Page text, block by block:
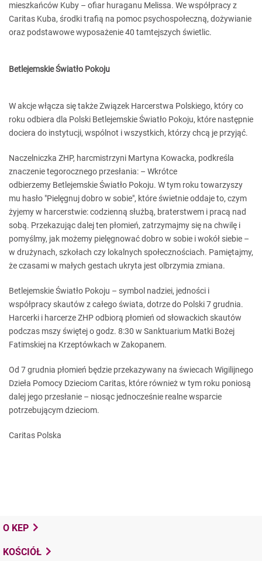
mieszkańców Kuby – ofiar huraganu Melissa. We współpracy z
Caritas Kuba, środki trafią na pomoc psychospołeczną, dożywianie
oraz podstawowe wyposażenie 40 tamtejszych świetlic.
Betlejemskie Światło Pokoju
W akcje włącza się także Związek Harcerstwa Polskiego, który co
roku odbiera dla Polski Betlejemskie Światło Pokoju, które następnie
dociera do instytucji, wspólnot i wszystkich, którzy chcą je przyjąć.
Naczelniczka ZHP, harcmistrzyni Martyna Kowacka, podkreśla
znaczenie tegorocznego przesłania: – Wkrótce
odbierzemy Betlejemskie Światło Pokoju. W tym roku towarzyszy
mu hasło "Pielęgnuj dobro w sobie", które świetnie oddaje to, czym
żyjemy w harcerstwie: codzienną służbą, braterstwem i pracą nad
sobą. Przekazując dalej ten płomień, zatrzymajmy się na chwilę i
pomyślmy, jak możemy pielęgnować dobro w sobie i wokół siebie –
w drużynach, szkołach czy lokalnych społecznościach. Pamiętajmy,
że czasami w małych gestach ukryta jest olbrzymia zmiana.
Betlejemskie Światło Pokoju – symbol nadziei, jedności i
współpracy skautów z całego świata, dotrze do Polski 7 grudnia.
Harcerki i harcerze ZHP odbiorą płomień od słowackich skautów
podczas mszy świętej o godz. 8:30 w Sanktuarium Matki Bożej
Fatimskiej na Krzeptówkach w Zakopanem.
Od 7 grudnia płomień będzie przekazywany na świecach Wigilijnego
Dzieła Pomocy Dzieciom Caritas, które również w tym roku poniosą
dalej jego przesłanie – niosąc jednocześnie realne wsparcie
potrzebującym dzieciom.
Caritas Polska
O KEP
KOŚCIÓŁ